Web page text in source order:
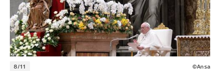
8/11 ©Ansa